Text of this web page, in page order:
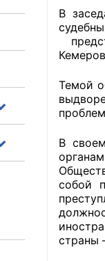
оказания
О Палате
Структура
Комиссии
Совет ОП
В
Темой
В
собой
страны